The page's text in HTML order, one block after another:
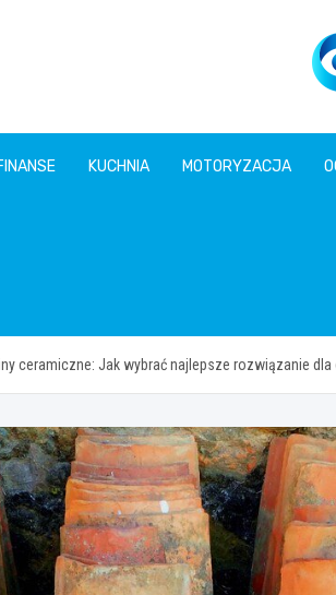
KUCHNIA MOTORYZACJA
ceramiczne: Jak wybrać najlepsze rozwiązanie dla